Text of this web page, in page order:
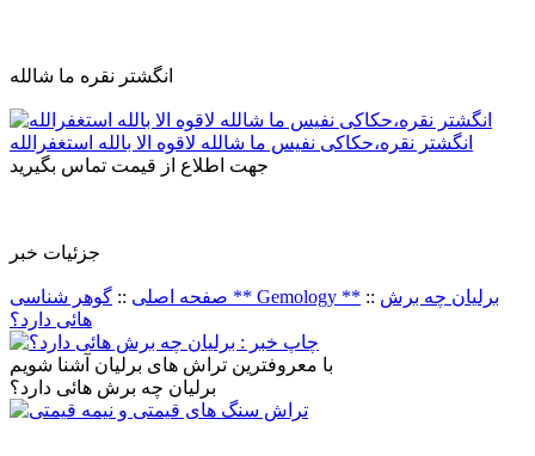
انگشتر نقره ما شالله
انگشتر نقره،حکاکی نفیس ما شالله لاقوه الا بالله استغفرالله
جهت اطلاع از قیمت تماس بگیرید
جزئيات خبر
صفحه اصلی :: گوهر شناسی ** Gemology ** :: برلیان چه برش
هائی دارد؟
با معروفترین تراش های برلیان آشنا شویم
برلیان چه برش هائی دارد؟